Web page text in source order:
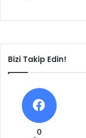
Bizi Takip Edin!
0